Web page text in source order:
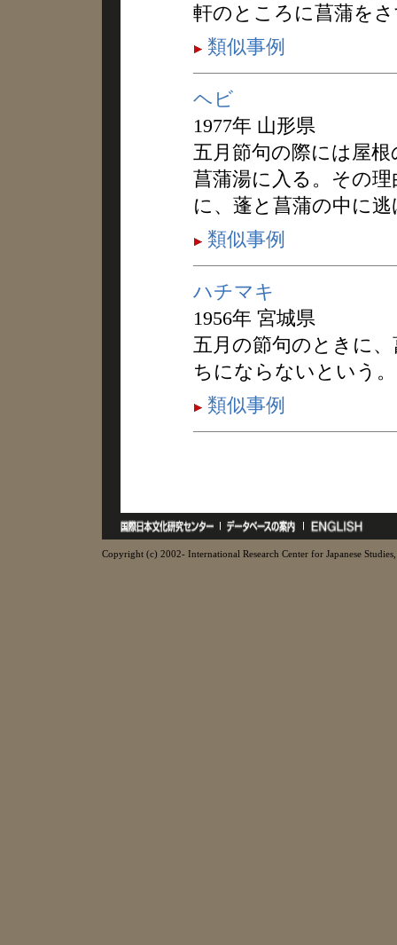
軒のところに菖蒲を
類似事例
ヘビ
1977年 山形県
五月節句の際には屋
菖蒲湯に入る。その
に、蓬と菖蒲の中に
類似事例
ハチマキ
1956年 宮城県
五月の節句のときに
ちにならないという。
類似事例
Copyright (c) 2002- International Research Center for Japanese